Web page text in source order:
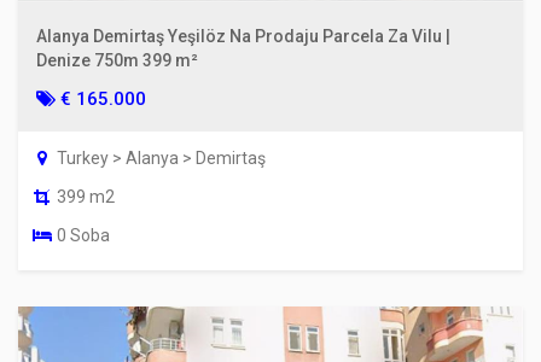
Alanya Demirtaş Yeşilöz Na Prodaju Parcela Za Vilu |
Denize 750m 399 m²
€ 165.000
Turkey > Alanya > Demirtaş
399 m2
0 Soba